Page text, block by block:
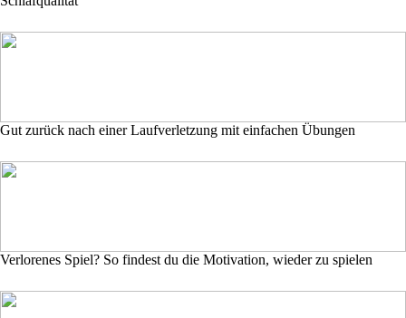
Gut zurück nach einer Laufverletzung mit einfachen Übungen
Verlorenes Spiel? So findest du die Motivation, wieder zu spielen